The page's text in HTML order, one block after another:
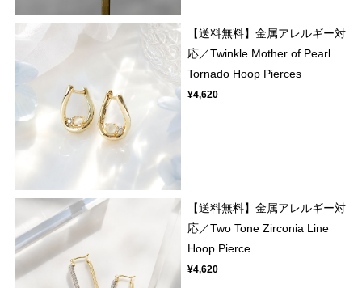
【送料無料】金属アレルギー対
応／Twinkle Mother of Pearl
Tornado Hoop Pierces
¥4,620
【送料無料】金属アレルギー対
応／Two Tone Zirconia Line
Hoop Pierce
¥4,620